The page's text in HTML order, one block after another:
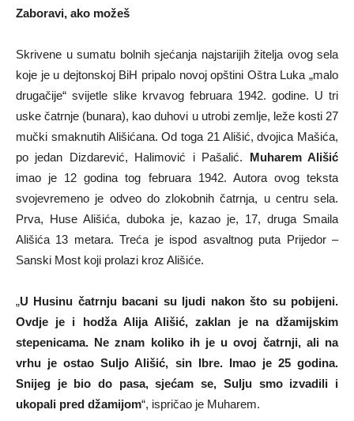
Zaboravi, ako možeš
Skrivene u sumatu bolnih sjećanja najstarijih žitelja ovog sela
koje je u dejtonskoj BiH pripalo novoj opštini Oštra Luka „malo
drugačije“ svijetle slike krvavog februara 1942. godine. U tri
uske čatrnje (bunara), kao duhovi u utrobi zemlje, leže kosti 27
mučki smaknutih Ališićana. Od toga 21 Ališić, dvojica Mašića,
po jedan Dizdarević, Halimović i Pašalić. Muharem Ališić
imao je 12 godina tog februara 1942. Autora ovog teksta
svojevremeno je odveo do zlokobnih čatrnja, u centru sela.
Prva, Huse Ališića, duboka je, kazao je, 17, druga Smaila
Ališića 13 metara. Treća je ispod asvaltnog puta Prijedor –
Sanski Most koji prolazi kroz Ališiće.
„U Husinu čatrnju bacani su ljudi nakon što su pobijeni.
Ovdje je i hodža Alija Ališić, zaklan je na džamijskim
stepenicama. Ne znam koliko ih je u ovoj čatrnji, ali na
vrhu je ostao Suljo Ališić, sin Ibre. Imao je 25 godina.
Snijeg je bio do pasa, sjećam se, Sulju smo izvadili i
ukopali pred džamijom“, ispričao je Muharem.